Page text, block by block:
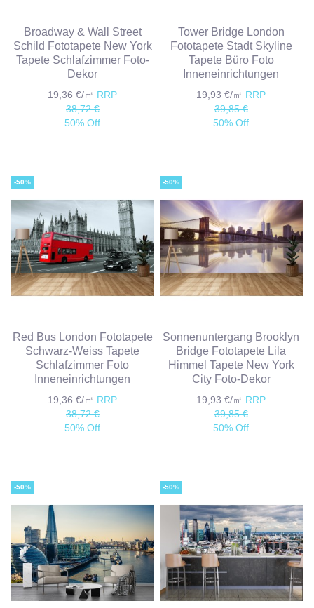
Broadway & Wall Street
Schild Fototapete New York
Tapete Schlafzimmer Foto-
Dekor
19,36 €/㎡ RRP
38,72 €
50% Off
Tower Bridge London
Fototapete Stadt Skyline
Tapete Büro Foto
Inneneinrichtungen
19,93 €/㎡ RRP
39,85 €
50% Off
-50%
Red Bus London Fototapete
Schwarz-Weiss Tapete
Schlafzimmer Foto
Inneneinrichtungen
19,36 €/㎡ RRP
38,72 €
50% Off
-50%
Sonnenuntergang Brooklyn
Bridge Fototapete Lila
Himmel Tapete New York
City Foto-Dekor
19,93 €/㎡ RRP
39,85 €
50% Off
-50% -50%